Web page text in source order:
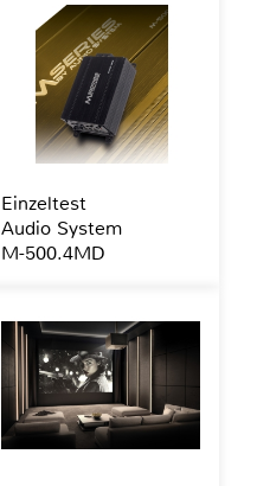
Einzeltest
Audio System
M-500.4MD